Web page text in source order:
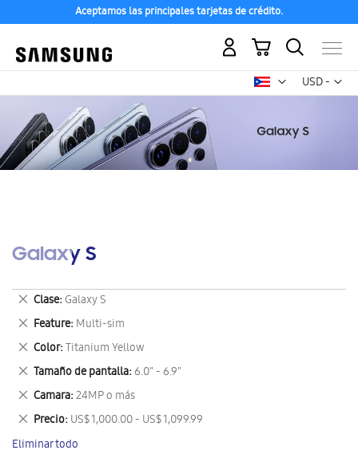
Aceptamos las principales tarjetas de crédito.
USD -
dólar
Mi carrito
Galaxy S
Clase Galaxy S
Eliminar
este
artículo
Feature Multi-sim
Eliminar
este
artículo
Color Titanium Yellow
Eliminar
este
artículo
Tamaño de pantalla 6.0" - 6.9"
Eliminar
este
artículo
Camara 24MP o más
Eliminar
este
artículo
Precio US$ 1,000.00 - US$ 1,099.99
Eliminar
este
artículo
Eliminar todo